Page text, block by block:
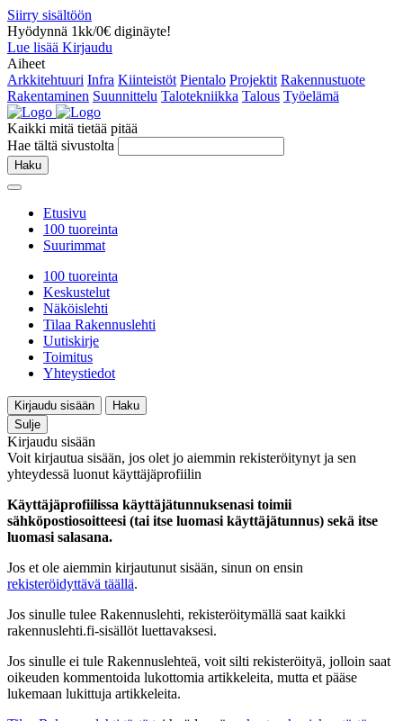
Siirry sisältöön
Hyödynnä 1kk/0€ diginäyte!
Lue lisää Kirjaudu
Aiheet
Arkkitehtuuri Infra Kiinteistöt Pientalo Projektit Rakennustuote
Rakentaminen Suunnittelu Talotekniikka Talous Työelämä
Kaikki mitä tietää pitää
Hae tältä sivustolta
Haku
Etusivu
100 tuoreinta
Suurimmat
100 tuoreinta
Keskustelut
Näköislehti
Tilaa Rakennuslehti
Uutiskirje
Toimitus
Yhteystiedot
Kirjaudu sisään
Haku
Sulje
Kirjaudu sisään
Voit kirjautua sisään, jos olet jo aiemmin rekisteröitynyt ja sen
yhteydessä luonut käyttäjäprofiilin
Käyttäjäprofiilissa käyttäjätunnuksenasi toimii
sähköpostiosoitteesi (tai itse luomasi käyttäjätunnus) sekä itse
luomasi salasana.
Jos et ole aiemmin kirjautunut sisään, sinun on ensin
rekisteröidyttävä täällä.
Jos sinulle tulee Rakennuslehti, rekisteröitymällä saat kaikki
rakennuslehti.fi-sisällöt luettavaksesi.
Jos sinulle ei tule Rakennuslehteä, voit silti rekisteröityä, jolloin saat
oikeuden kommentoida lukottomia artikkeleita, mutta et pääse
lukemaan lukittuja artikkeleita.